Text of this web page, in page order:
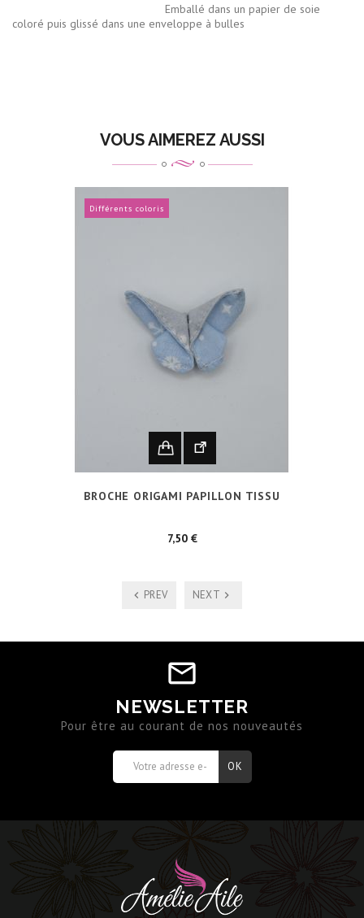
Emballé dans un papier de soie
coloré puis glissé dans une enveloppe à bulles
VOUS AIMEREZ AUSSI
Différents coloris
BROCHE ORIGAMI PAPILLON TISSU
7,50 €Prix
PREV NEXT
NEWSLETTER
Pour être au courant de nos nouveautés